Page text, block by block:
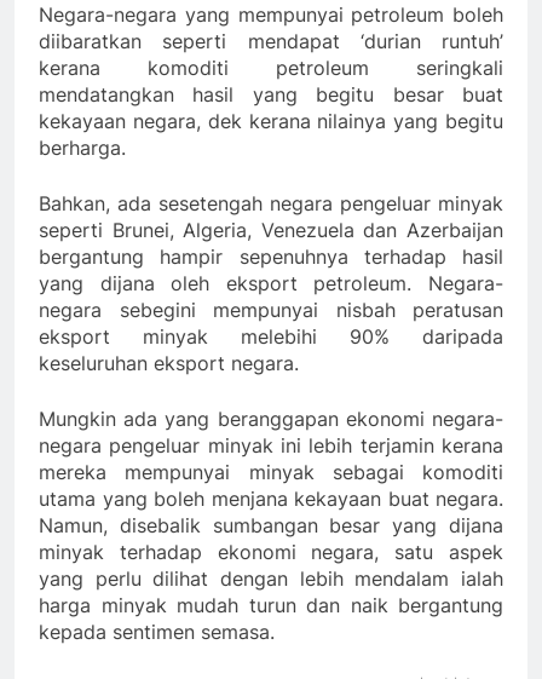
Negara-negara yang mempunyai petroleum boleh
diibaratkan seperti mendapat ‘durian runtuh’
kerana komoditi petroleum seringkali
mendatangkan hasil yang begitu besar buat
kekayaan negara, dek kerana nilainya yang begitu
berharga.
Bahkan, ada sesetengah negara pengeluar minyak
seperti Brunei, Algeria, Venezuela dan Azerbaijan
bergantung hampir sepenuhnya terhadap hasil
yang dijana oleh eksport petroleum. Negara-
negara sebegini mempunyai nisbah peratusan
eksport minyak melebihi 90% daripada
keseluruhan eksport negara.
Mungkin ada yang beranggapan ekonomi negara-
negara pengeluar minyak ini lebih terjamin kerana
mereka mempunyai minyak sebagai komoditi
utama yang boleh menjana kekayaan buat negara.
Namun, disebalik sumbangan besar yang dijana
minyak terhadap ekonomi negara, satu aspek
yang perlu dilihat dengan lebih mendalam ialah
harga minyak mudah turun dan naik bergantung
kepada sentimen semasa.